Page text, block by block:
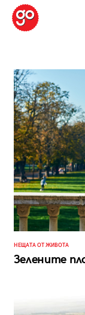
НЕЩАТА ОТ ЖИВОТА
Зелените